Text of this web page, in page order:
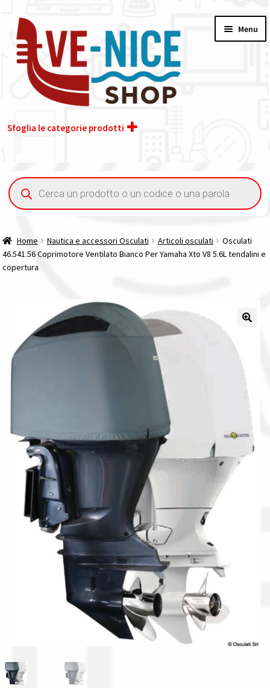
alla
navigazione
contenuto
Menu
Sfoglia le categorie prodotti
Acquisto iva 4% (agevolata)
Contatti
La nostra azienda
Condizioni generali
Acquisti in rete pubblica amministrazione
Bonus fiscali 2025
Diritto di recesso
Garanzia del produttore
Gestione resi
Guida all’utilizzo del sito
Confronta
Ricerca
prodotti
Home Nautica e accessori Osculati Articoli osculati
Osculati
46.541.56 Coprimotore Ventilato Bianco Per Yamaha Xto V8 5.6L tendalini e
copertura